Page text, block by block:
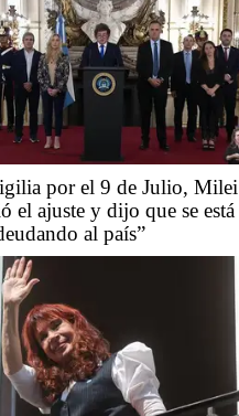
por el 9 de Julio, Milei
el ajuste y dijo que se está
al país”